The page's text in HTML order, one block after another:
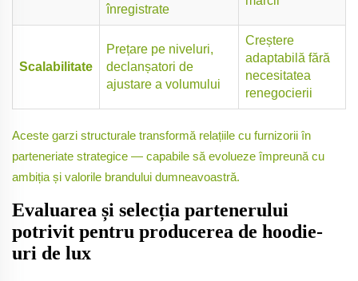
înregistrate
Scalabilitate
Prețare pe niveluri,
declanșatori de
ajustare a volumului
Creștere
adaptabilă fără
necesitatea
renegocierii
Aceste garzi structurale transformă relațiile cu furnizorii în
parteneriate strategice — capabile să evolueze împreună cu
ambiția și valorile brandului dumneavoastră.
Evaluarea și selecția partenerului
potrivit pentru producerea de hoodie-
uri de lux